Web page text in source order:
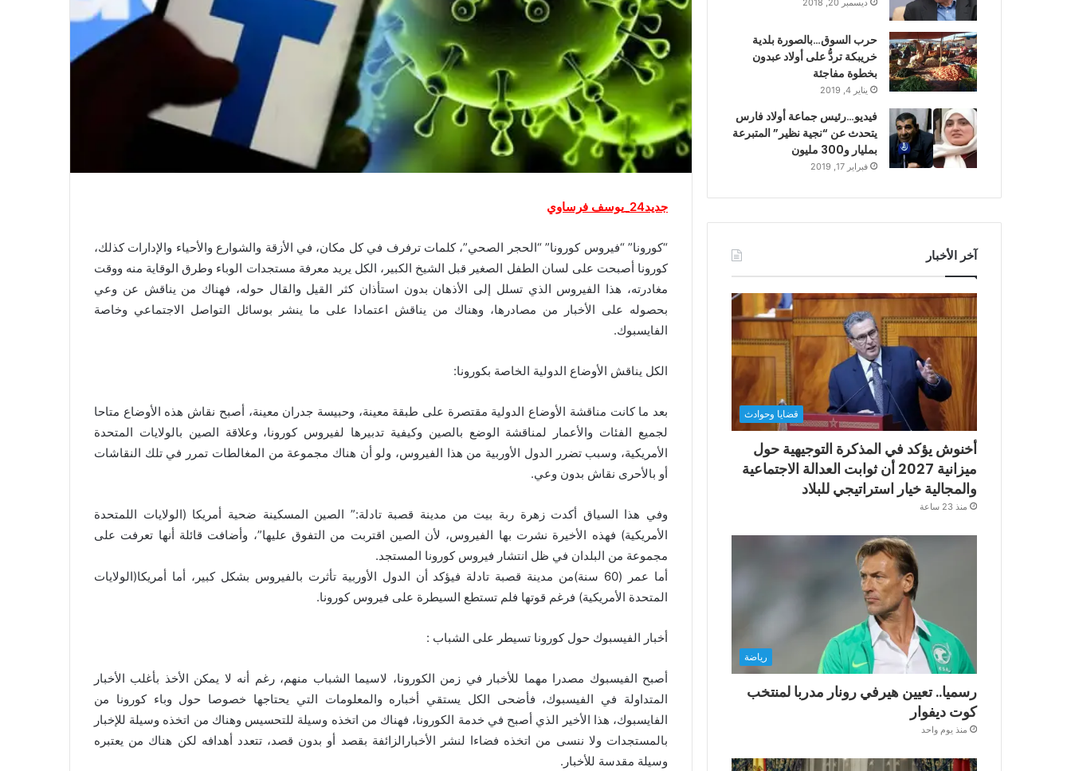
جديد24_يوسف فرساوي
“كورونا” “فيروس كورونا” “الحجر الصحي”، كلمات ترفرف في كل مكان، في الأزقة والشوارع والأحياء والإدارات كذلك،
كورونا أصبحت على لسان الطفل الصغير قبل الشيخ الكبير، الكل يريد معرفة مستجدات الوباء وطرق الوقاية منه ووقت
مغادرته، هذا الفيروس الذي تسلل إلى الأذهان بدون استأذان كثر القيل والقال حوله، فهناك من يناقش عن وعي
بحصوله على الأخبار من مصادرها، وهناك من يناقش اعتمادا على ما ينشر بوسائل التواصل الاجتماعي وخاصة
الفايسبوك.
الكل يناقش الأوضاع الدولية الخاصة بكورونا:
بعد ما كانت مناقشة الأوضاع الدولية مقتصرة على طبقة معينة، وحبيسة جدران معينة، أصبح نقاش هذه الأوضاع متاحا
لجميع الفئات والأعمار لمناقشة الوضع بالصين وكيفية تدبيرها لفيروس كورونا، وعلاقة الصين بالولايات المتحدة
الأمريكية، وسبب تضرر الدول الأوربية من هذا الفيروس، ولو أن هناك مجموعة من المغالطات تمرر في تلك النقاشات
أو بالأحرى نقاش بدون وعي.
وفي هذا السياق أكدت زهرة ربة بيت من مدينة قصبة تادلة:” الصين المسكينة ضحية أمريكا (الولايات اللمتحدة
الأمريكية) فهذه الأخيرة نشرت بها الفيروس، لأن الصين اقتربت من التفوق عليها”، وأضافت قائلة أنها تعرفت على
مجموعة من البلدان في ظل انتشار فيروس كورونا المستجد.
أما عمر (60 سنة)من مدينة قصبة تادلة فيؤكد أن الدول الأوربية تأثرت بالفيروس بشكل كبير، أما أمريكا(الولايات
المتحدة الأمريكية) فرغم قوتها فلم تستطع السيطرة على فيروس كورونا.
أخبار الفيسبوك حول كورونا تسيطر على الشباب :
أصبح الفيسبوك مصدرا مهما للأخبار في زمن الكورونا، لاسيما الشباب منهم، رغم أنه لا يمكن الأخذ بأغلب الأخبار
المتداولة في الفيسبوك، فأضحى الكل يستقي أخباره والمعلومات التي يحتاجها خصوصا حول وباء كورونا من
الفايسبوك، هذا الأخير الذي أصبح في خدمة الكورونا، فهناك من اتخذه وسيلة للتحسيس وهناك من اتخذه وسيلة للإخبار
بالمستجدات ولا ننسى من اتخذه فضاءا لنشر الأخبارالزائفة بقصد أو بدون قصد، تتعدد أهدافه لكن هناك من يعتبره
وسيلة مقدسة للأخبار.
حرب السوق…بالصورة بلدية
خريبكة تردُّ على أولاد عبدون
بخطوة مفاجئة
يناير 4, 2019
فيديو…رئيس جماعة أولاد فارس
يتحدث عن “نجية نظير” المتبرعة
بمليار و300 مليون
فبراير 17, 2019
آخر الأخبار
قضايا وحوادث
أخنوش يؤكد في المذكرة التوجيهية حول
ميزانية 2027 أن ثوابت العدالة الاجتماعية
والمجالية خيار استراتيجي للبلاد
منذ 23 ساعة
رياضة
رسميا.. تعيين هيرفي رونار مدربا لمنتخب
كوت ديفوار
منذ يوم واحد